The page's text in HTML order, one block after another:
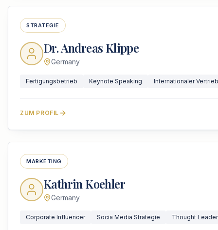
STRATEGIE
Dr. Andreas Klippe
Germany
Fertigungsbetrieb Keynote Speaking Internationaler Vertrieb
ZUM PROFIL
MARKETING
Kathrin Koehler
Germany
Corporate Influencer Socia Media Strategie Thought Leader